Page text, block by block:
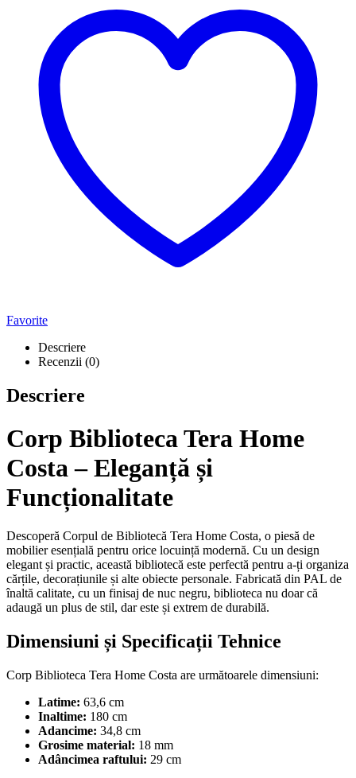
Favorite
Descriere
Recenzii (0)
Descriere
Corp Biblioteca Tera Home
Costa – Eleganță și
Funcționalitate
Descoperă Corpul de Bibliotecă Tera Home Costa, o piesă de
mobilier esențială pentru orice locuință modernă. Cu un design
elegant și practic, această bibliotecă este perfectă pentru a-ți organiza
cărțile, decorațiunile și alte obiecte personale. Fabricată din PAL de
înaltă calitate, cu un finisaj de nuc negru, biblioteca nu doar că
adaugă un plus de stil, dar este și extrem de durabilă.
Dimensiuni și Specificații Tehnice
Corp Biblioteca Tera Home Costa are următoarele dimensiuni:
Latime: 63,6 cm
Inaltime: 180 cm
Adancime: 34,8 cm
Grosime material: 18 mm
Adâncimea raftului: 29 cm